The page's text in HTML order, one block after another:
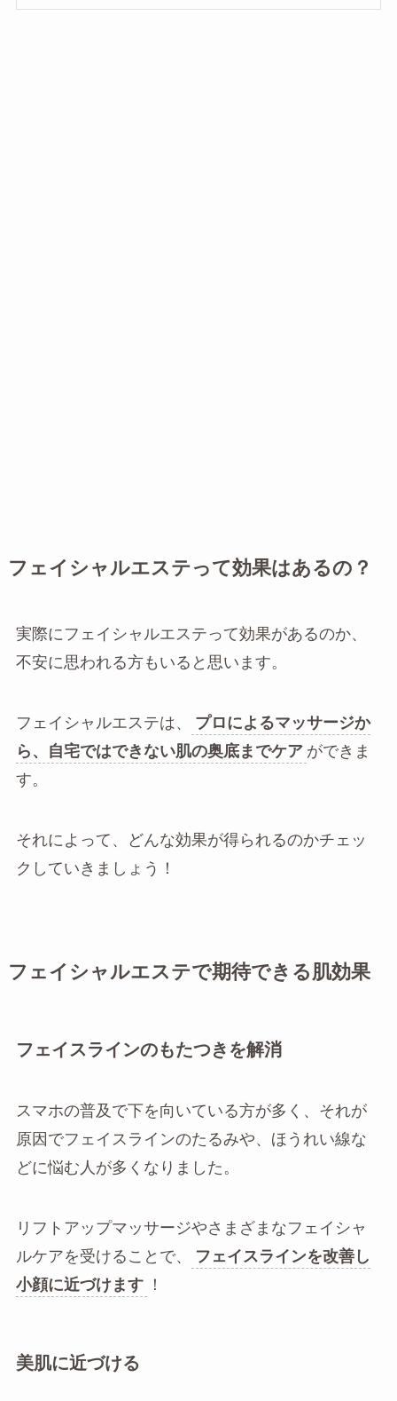
フェイシャルエステって効果はあるの？
実際にフェイシャルエステって効果があるのか、
不安に思われる方もいると思います。
フェイシャルエステは、
プロによるマッサージか
ら、自宅ではできない肌の奥底までケア ができま
す。
それによって、どんな効果が得られるのかチェッ
クしていきましょう！
フェイシャルエステで期待できる肌効果
フェイスラインのもたつきを解消
スマホの普及で下を向いている方が多く、それが
原因でフェイスラインのたるみや、ほうれい線な
どに悩む人が多くなりました。
リフトアップマッサージやさまざまなフェイシャ
ルケアを受けることで、
フェイスラインを改善し
小顔に近づけます
！
美肌に近づける